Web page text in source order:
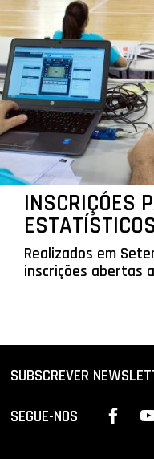
INSCRIÇÕES
Realizados em
inscrições abertas
SUBSCREVER
SEGUE-NOS